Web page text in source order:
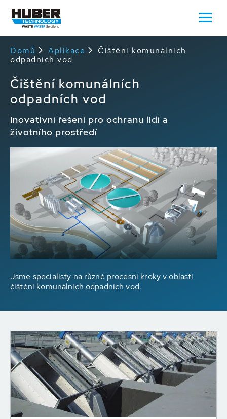
Domů Aplikace
Čištění komunálních
odpadních vod
Čištění komunálních
odpadních vod
Inovativní řešení pro ochranu lidí a
životního prostředí
Jsme specialisty na různé procesní kroky v oblasti
čištění komunálních odpadních vod.